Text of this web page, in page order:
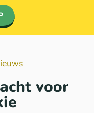
voor